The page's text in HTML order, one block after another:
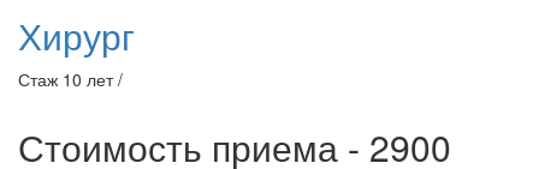
Хирург
Стаж 10 лет /
Стоимость приема - 2900